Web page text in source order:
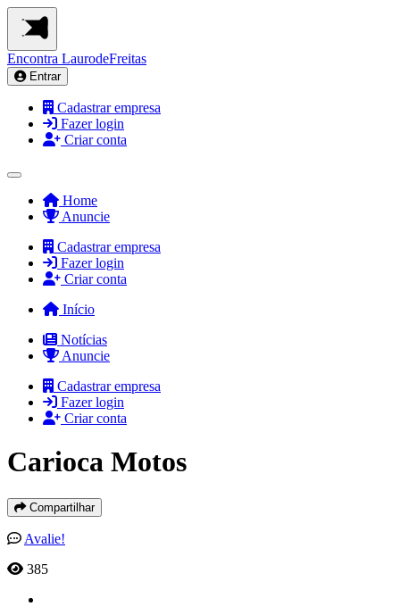
Encontra LaurodeFreitas
Entrar
Cadastrar empresa
Fazer login
Criar conta
Home
Anuncie
Cadastrar empresa
Fazer login
Criar conta
Início
Notícias
Anuncie
Cadastrar empresa
Fazer login
Criar conta
Carioca Motos
Compartilhar
Avalie!
385